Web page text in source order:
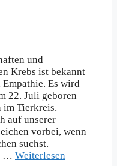
und
Krebs ist bekannt
Es wird
22. Juli geboren
im Tierkreis.
auf unserer
vorbei, wenn
suchst.
… Weiterlesen